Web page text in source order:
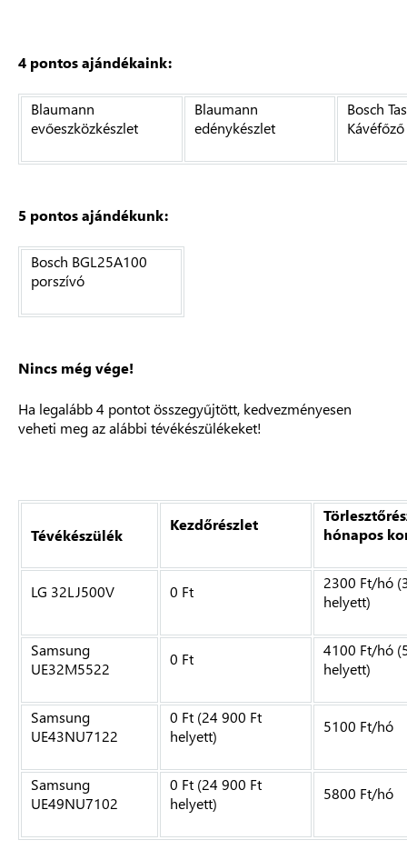
4 pontos ajándékaink:
Blaumann
evőeszközkészlet
Blaumann
edénykészlet
Bosch
Kávéfőző
5 pontos ajándékunk:
Bosch BGL25A100
porszívó
Nincs még vége!
Ha legalább 4 pontot összegyűjtött, kedvezményesen
veheti meg az alábbi tévékészülékeket!
Tévékészülék
Kezdőrészlet
hónapos
LG 32LJ500V 0 Ft 2300 Ft/hó (
helyett)
Samsung
UE32M5522
0 Ft 4100 Ft/hó (
helyett)
Samsung
UE43NU7122
0 Ft (24 900 Ft
helyett)
5100 Ft/hó
Samsung
UE49NU7102
0 Ft (24 900 Ft
helyett)
5800 Ft/hó